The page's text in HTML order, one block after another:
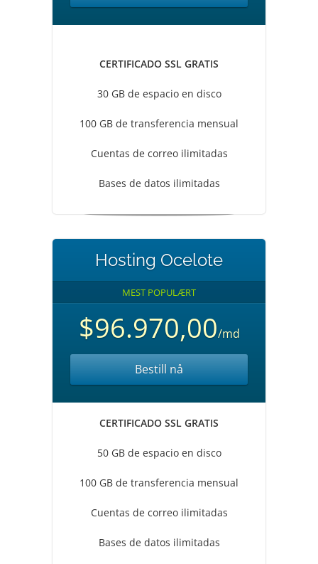
CERTIFICADO SSL GRATIS
30 GB de espacio en disco
100 GB de transferencia mensual
Cuentas de correo ilimitadas
Bases de datos ilimitadas
Hosting Ocelote
MEST POPULÆRT
$96.970,00/md
Bestill nå
CERTIFICADO SSL GRATIS
50 GB de espacio en disco
100 GB de transferencia mensual
Cuentas de correo ilimitadas
Bases de datos ilimitadas